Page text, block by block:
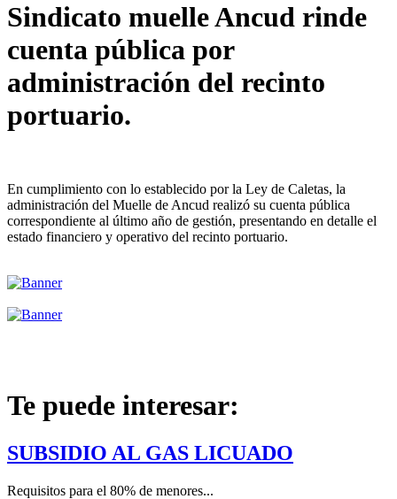
Sindicato muelle Ancud rinde
cuenta pública por
administración del recinto
portuario.
En cumplimiento con lo establecido por la Ley de Caletas, la
administración del Muelle de Ancud realizó su cuenta pública
correspondiente al último año de gestión, presentando en detalle el
estado financiero y operativo del recinto portuario.
Te puede interesar:
SUBSIDIO AL GAS LICUADO
Requisitos para el 80% de menores...